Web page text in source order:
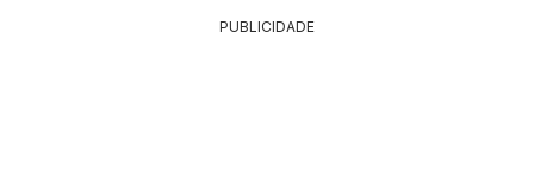
PUBLICIDADE